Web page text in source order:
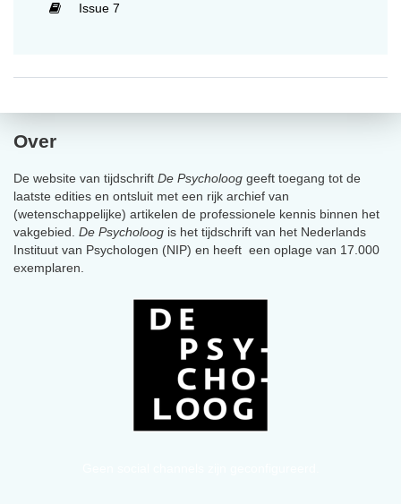
Issue 7
Over
De website van tijdschrift De Psycholoog geeft toegang tot de
laatste edities en ontsluit met een rijk archief van
(wetenschappelijke) artikelen de professionele kennis binnen het
vakgebied. De Psycholoog is het tijdschrift van het Nederlands
Instituut van Psychologen (NIP) en heeft een oplage van 17.000
exemplaren.